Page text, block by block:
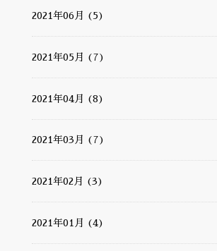
2021年06月 (5)
2021年05月 (7)
2021年04月 (8)
2021年03月 (7)
2021年02月 (3)
2021年01月 (4)